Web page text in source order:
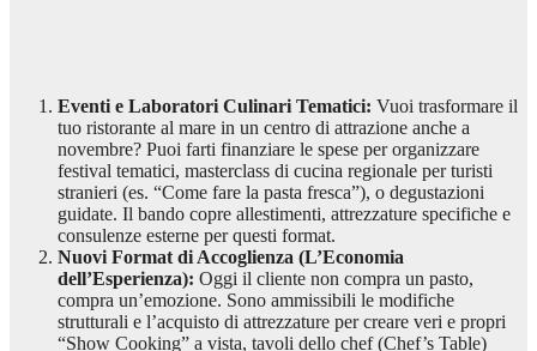
Eventi e Laboratori Culinari Tematici: Vuoi trasformare il
tuo ristorante al mare in un centro di attrazione anche a
novembre? Puoi farti finanziare le spese per organizzare
festival tematici, masterclass di cucina regionale per turisti
stranieri (es. “Come fare la pasta fresca”), o degustazioni
guidate. Il bando copre allestimenti, attrezzature specifiche e
consulenze esterne per questi format.
Nuovi Format di Accoglienza (L’Economia
dell’Esperienza): Oggi il cliente non compra un pasto,
compra un’emozione. Sono ammissibili le modifiche
strutturali e l’acquisto di attrezzature per creare veri e propri
“Show Cooking” a vista, tavoli dello chef (Chef’s Table)